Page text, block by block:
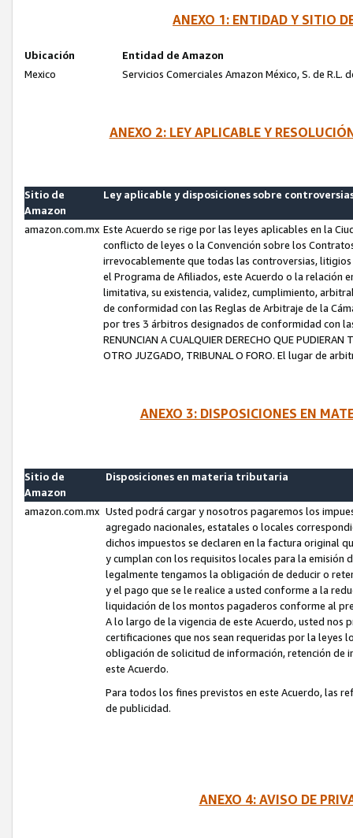
ANEXO 1: ENTIDAD Y SITIO
Ubicación
Entidad de Amazon
Mexico
Servicios Comerciales Amazon México, S. de R.L.
ANEXO 2: LEY APLICABLE Y
Sitio de
Amazon
Ley aplicable y disposiciones sobre
amazon.com.mx Este Acuerdo se rige por las leyes aplicables en la
conflicto de leyes o la Convención sobre los
irrevocablemente que todas las controversias,
el Programa de Afiliados, este Acuerdo o la relación
limitativa, su existencia, validez, cumplimiento,
de conformidad con las Reglas de Arbitraje de la
por tres 3 árbitros designados de conformidad con las
RENUNCIAN A CUALQUIER DERECHO QUE
OTRO JUZGADO, TRIBUNAL O FORO. El lugar de
ANEXO 3: DISPOSICIONES EN
Sitio de
Amazon
Disposiciones en materia tributaria
amazon.com.mx Usted podrá cargar y nosotros pagaremos los
agregado nacionales, estatales o locales
dichos impuestos se declaren en la factura original
y cumplan con los requisitos locales para la emisión
legalmente tengamos la obligación de deducir o
y el pago que se le realice a usted conforme a la
liquidación de los montos pagaderos conforme al
A lo largo de la vigencia de este Acuerdo, usted
certificaciones que nos sean requeridas por la leyes
obligación de solicitud de información, retención de
este Acuerdo.
Para todos los fines previstos en este Acuerdo, las
de publicidad.
ANEXO 4: AVISO DE